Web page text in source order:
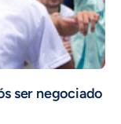
ser negociado